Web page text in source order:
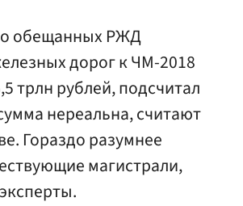
обещанных РЖД
дорог к ЧМ-2018
трлн рублей, подсчитал
нереальна, считают
Гораздо разумнее
магистрали,